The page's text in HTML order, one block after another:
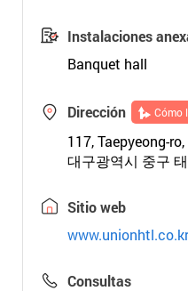
Instalaciones
Banquet hall
Dirección Cómo
117, Taepyeong-
대구광역시 중구
Sitio web
www.unionhtl.co.kr
Consultas